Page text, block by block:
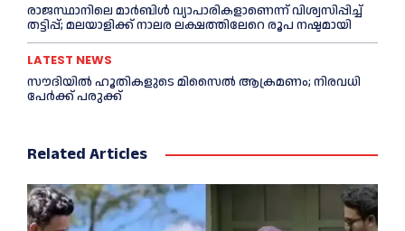
രാജസ്ഥാനിലെ മാർബിൾ വ്യാപാരികളാണെന്ന് വിശ്വസിപ്പിച്ച്
തട്ടിപ്പ്; മലയാളിക്ക് നാലര ലക്ഷത്തിലേറെ രൂപ നഷ്ടമായി
LATEST NEWS
സൗദിയിൽ ഹൂതികളുടെ മിസൈൽ ആക്രമണം; നിരവധി
പേർക്ക് പരുക്ക്
Related Articles